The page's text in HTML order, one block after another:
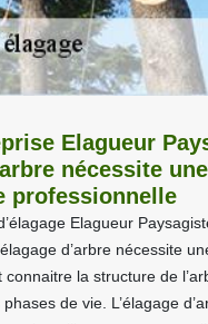
Elagueur
nécessite une
professionnelle
Elagueur
d’arbre nécessite
la structure de
de vie. L’élagage